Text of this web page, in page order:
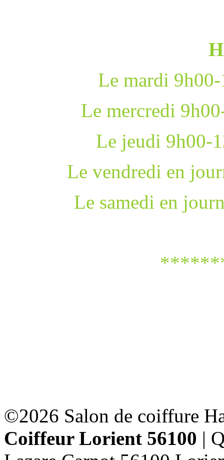
Le mardi
Le mercredi
Le jeudi 9h00-
Le vendredi en
Le samedi en
©2026 Salon de coiffure
Coiffeur Lorient 56100 |